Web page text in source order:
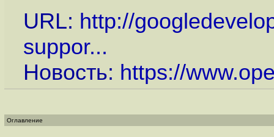
URL: http://
suppor...
Новость: https://
Оглавление